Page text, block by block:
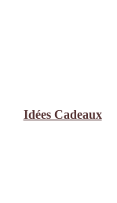
Idées Cadeaux